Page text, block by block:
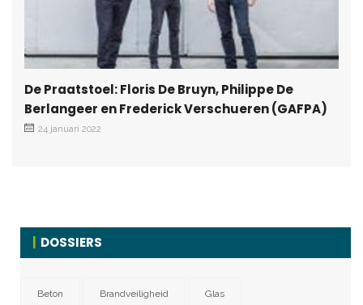
De Praatstoel: Floris De Bruyn, Philippe De
Berlangeer en Frederick Verschueren (GAFPA)
24 januari 2022
DOSSIERS
Beton Brandveiligheid Glas